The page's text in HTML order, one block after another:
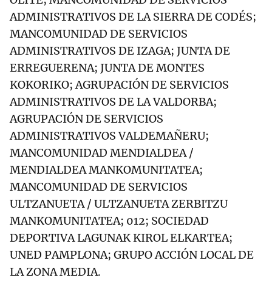
ADMINISTRATIVOS DE LA SIERRA DE CODÉS;
MANCOMUNIDAD DE SERVICIOS
ADMINISTRATIVOS DE IZAGA; JUNTA DE
ERREGUERENA; JUNTA DE MONTES
KOKORIKO; AGRUPACIÓN DE SERVICIOS
ADMINISTRATIVOS DE LA VALDORBA;
AGRUPACIÓN DE SERVICIOS
ADMINISTRATIVOS VALDEMAÑERU;
MANCOMUNIDAD MENDIALDEA /
MENDIALDEA MANKOMUNITATEA;
MANCOMUNIDAD DE SERVICIOS
ULTZANUETA / ULTZANUETA ZERBITZU
MANKOMUNITATEA; 012; SOCIEDAD
DEPORTIVA LAGUNAK KIROL ELKARTEA;
UNED PAMPLONA; GRUPO ACCIÓN LOCAL DE
LA ZONA MEDIA.